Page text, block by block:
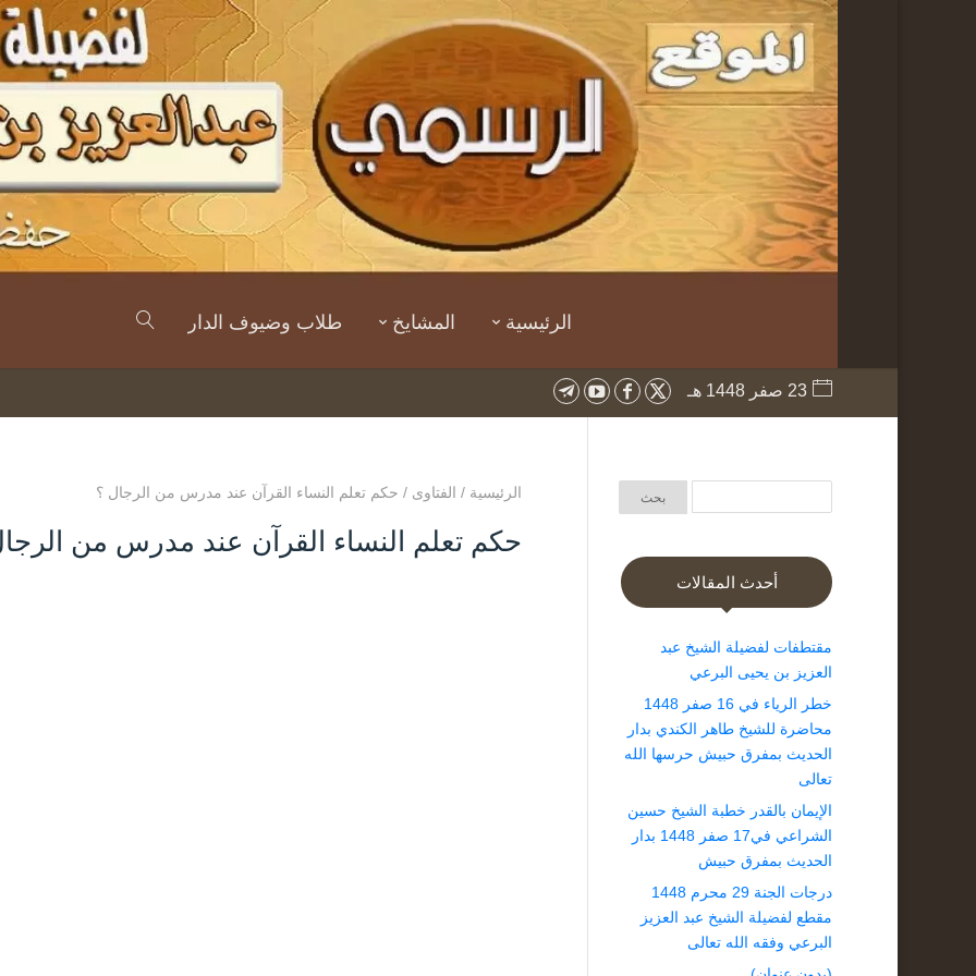
الرئيسية المشايخ طلاب وضيوف الدار
23 صفر 1448 هـ
الرئيسية / الفتاوى / حكم تعلم النساء القرآن عند مدرس من الرجال ؟
حكم تعلم النساء القرآن عند مدرس من
أحدث المقالات
مقتطفات لفضيلة الشيخ عبد
العزيز بن يحيى البرعي
خطر الرياء في 16 صفر 1448
محاضرة للشيخ طاهر الكندي بدار
الحديث بمفرق حبيش حرسها الله
تعالى
الإيمان بالقدر خطبة الشيخ حسين
الشراعي في17 صفر 1448 بدار
الحديث بمفرق حبيش
درجات الجنة 29 محرم 1448
مقطع لفضيلة الشيخ عبد العزيز
البرعي وفقه الله تعالى